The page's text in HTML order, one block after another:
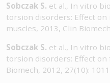
Sobczak S. et al., In vitro
torsion disorders: Effect
muscles, 2013, Clin
Sobczak S. et al., In vitro
torsion disorders: Effect
Biomech, 2012, 27(10):